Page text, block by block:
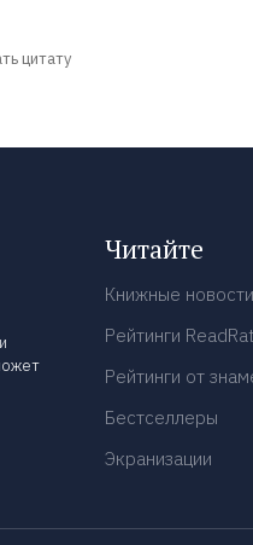
цитату
Читайте
Книжные новости
Рейтинги
Рейтинги от
Бестселлеры
Экранизации